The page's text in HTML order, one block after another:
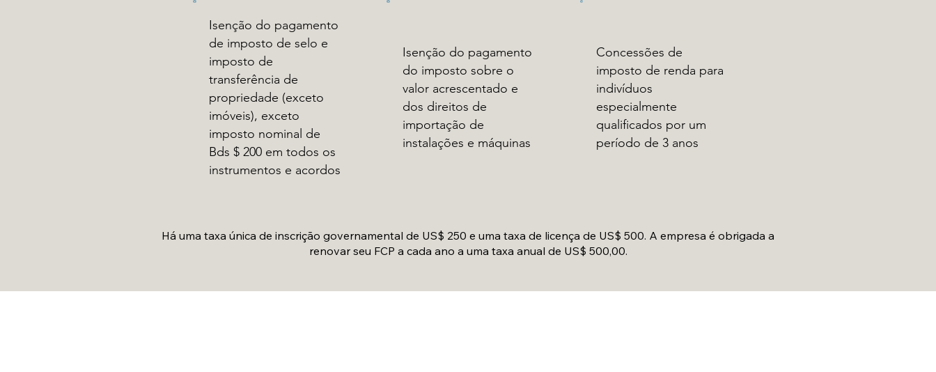
Isenção do pagamento
de imposto de selo e
imposto de
transferência de
propriedade (exceto
imóveis), exceto
imposto nominal de
Bds $ 200 em todos os
instrumentos e acordos
Isenção do pagamento
do imposto sobre o
valor acrescentado e
dos direitos de
importação de
instalações e máquinas
Concessões de
imposto de renda para
indivíduos
especialmente
qualificados por um
período de 3 anos
Há uma taxa única de inscrição governamental de US$ 250 e uma taxa de licença de US$ 500. A empresa é obrigada a
renovar seu FCP a cada ano a uma taxa anual de US$ 500,00.